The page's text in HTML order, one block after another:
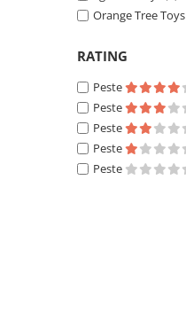
Orange Tree Toys
RATING
Peste
Peste
Peste
Peste
Peste